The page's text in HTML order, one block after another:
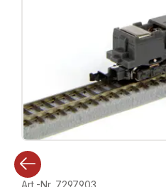
Art.-Nr. 7297903